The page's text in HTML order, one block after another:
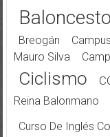
Baloncesto
Breogán
Mauro Silva
Ciclismo
Reina Balonmano
Curso De Inglés